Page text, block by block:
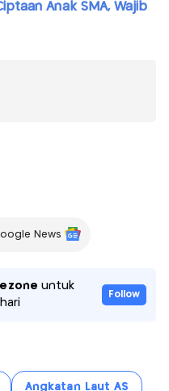
Anak SMA, Wajib
News
untuk
Follow
Angkatan Laut AS